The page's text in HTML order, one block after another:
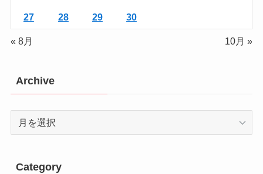
27 28 29 30
« 8月 10月 »
Archive
Archive
Category